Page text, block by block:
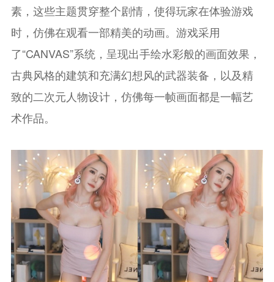
素，这些主题贯穿整个剧情，使得玩家在体验游戏
时，仿佛在观看一部精美的动画。游戏采用
了“CANVAS”系统，呈现出手绘水彩般的画面效果，
古典风格的建筑和充满幻想风的武器装备，以及精
致的二次元人物设计，仿佛每一帧画面都是一幅艺
术作品。